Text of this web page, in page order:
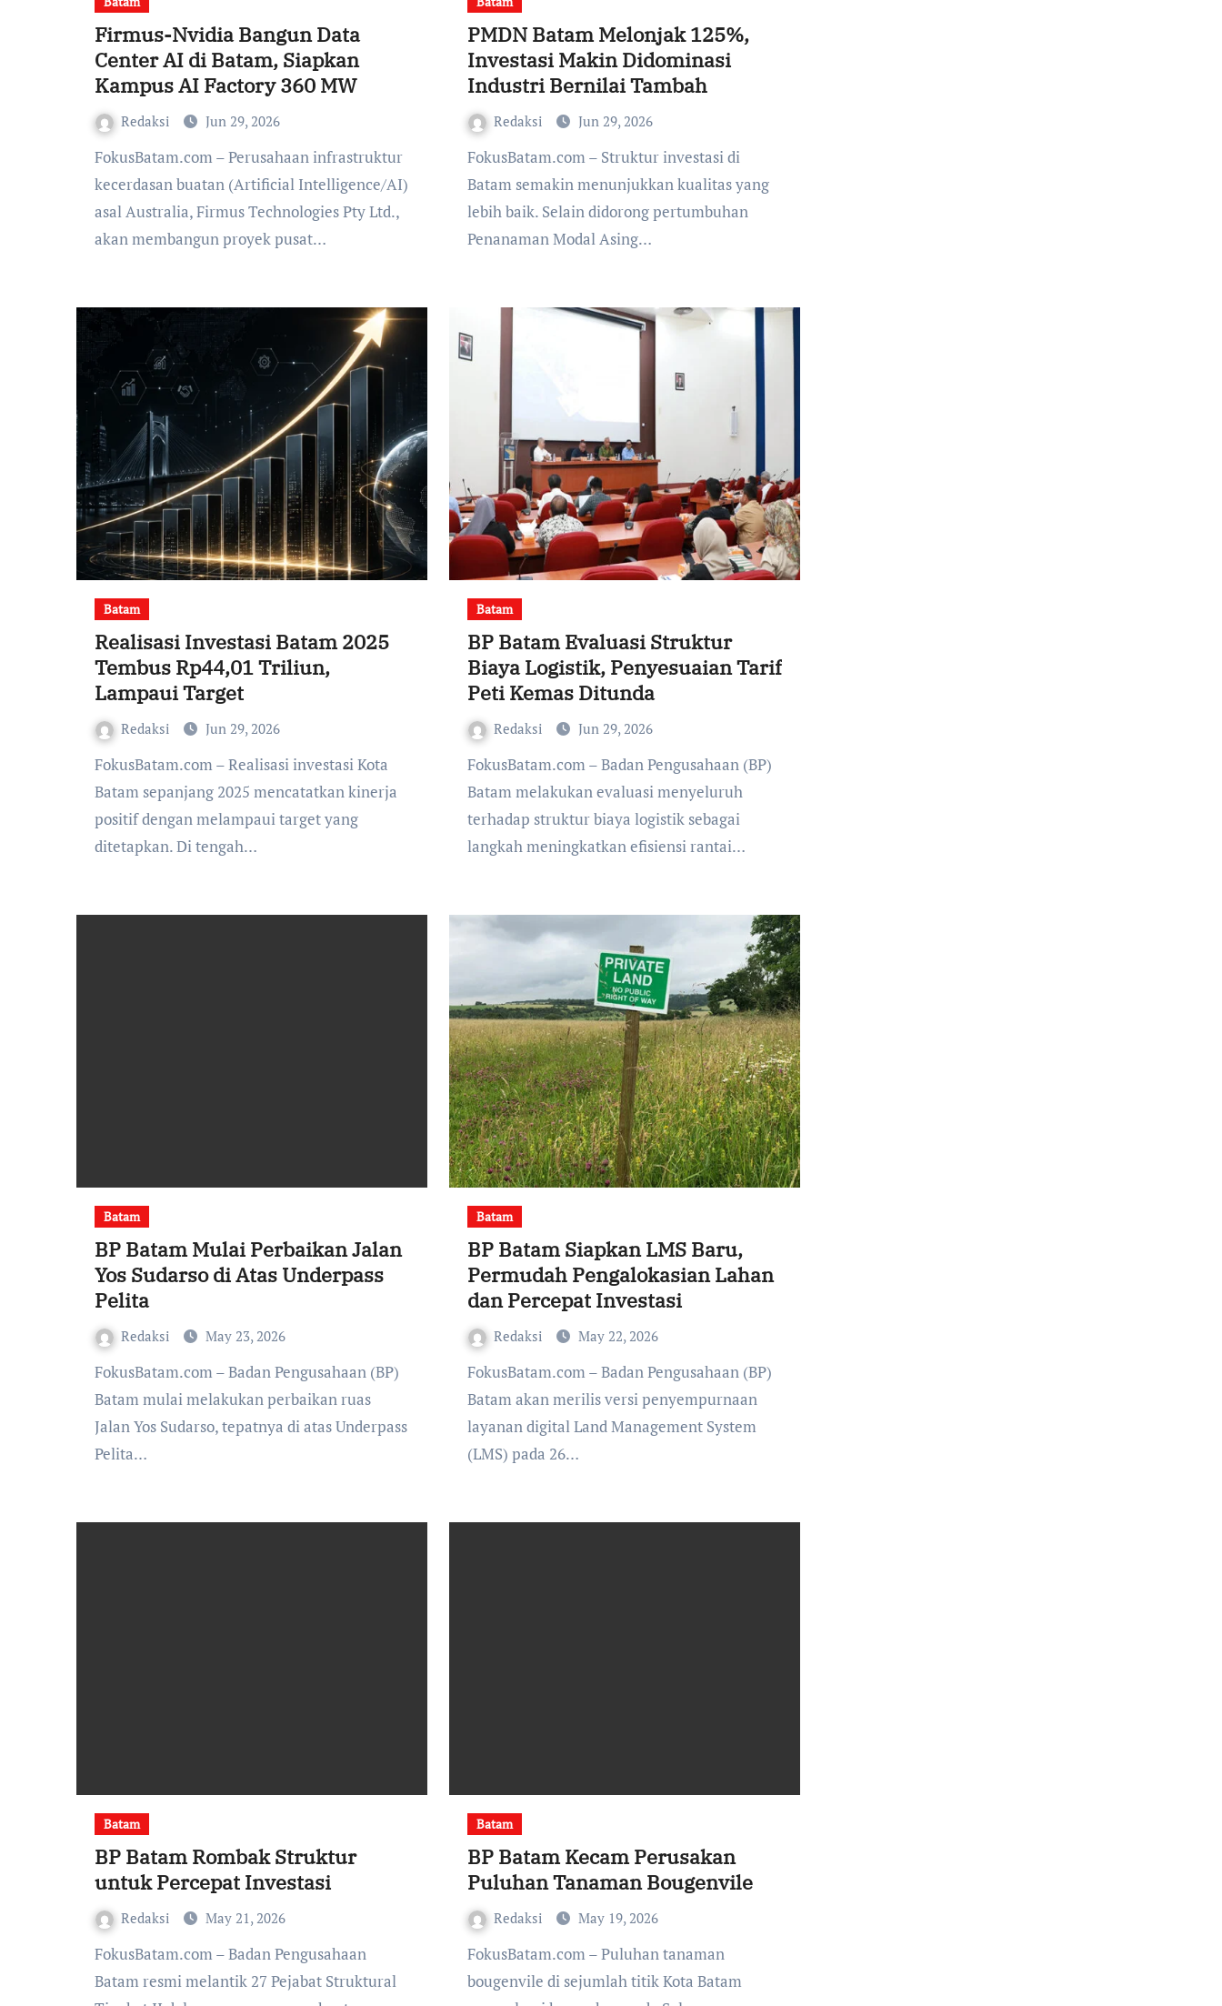
Firmus-Nvidia Bangun Data
Center AI di Batam, Siapkan
Kampus AI Factory 360 MW
Redaksi Jun 29, 2026
FokusBatam.com – Perusahaan infrastruktur
kecerdasan buatan (Artificial Intelligence/AI)
asal Australia, Firmus Technologies Pty Ltd.,
akan membangun proyek pusat…
PMDN Batam Melonjak 125%,
Investasi Makin Didominasi
Industri Bernilai Tambah
Redaksi Jun 29, 2026
FokusBatam.com – Struktur investasi di
Batam semakin menunjukkan kualitas yang
lebih baik. Selain didorong pertumbuhan
Penanaman Modal Asing…
Batam
Realisasi Investasi Batam 2025
Tembus Rp44,01 Triliun,
Lampaui Target
Redaksi Jun 29, 2026
FokusBatam.com – Realisasi investasi Kota
Batam sepanjang 2025 mencatatkan kinerja
positif dengan melampaui target yang
ditetapkan. Di tengah…
Batam
BP Batam Evaluasi Struktur
Biaya Logistik, Penyesuaian Tarif
Peti Kemas Ditunda
Redaksi Jun 29, 2026
FokusBatam.com – Badan Pengusahaan (BP)
Batam melakukan evaluasi menyeluruh
terhadap struktur biaya logistik sebagai
langkah meningkatkan efisiensi rantai…
Batam
BP Batam Mulai Perbaikan Jalan
Yos Sudarso di Atas Underpass
Pelita
Redaksi May 23, 2026
FokusBatam.com – Badan Pengusahaan (BP)
Batam mulai melakukan perbaikan ruas
Jalan Yos Sudarso, tepatnya di atas Underpass
Pelita…
Batam
BP Batam Siapkan LMS Baru,
Permudah Pengalokasian Lahan
dan Percepat Investasi
Redaksi May 22, 2026
FokusBatam.com – Badan Pengusahaan (BP)
Batam akan merilis versi penyempurnaan
layanan digital Land Management System
(LMS) pada 26…
Batam
BP Batam Rombak Struktur
untuk Percepat Investasi
Redaksi May 21, 2026
FokusBatam.com – Badan Pengusahaan
Batam resmi melantik 27 Pejabat Struktural
Batam
BP Batam Kecam Perusakan
Puluhan Tanaman Bougenvile
Redaksi May 19, 2026
FokusBatam.com – Puluhan tanaman
bougenvile di sejumlah titik Kota Batam